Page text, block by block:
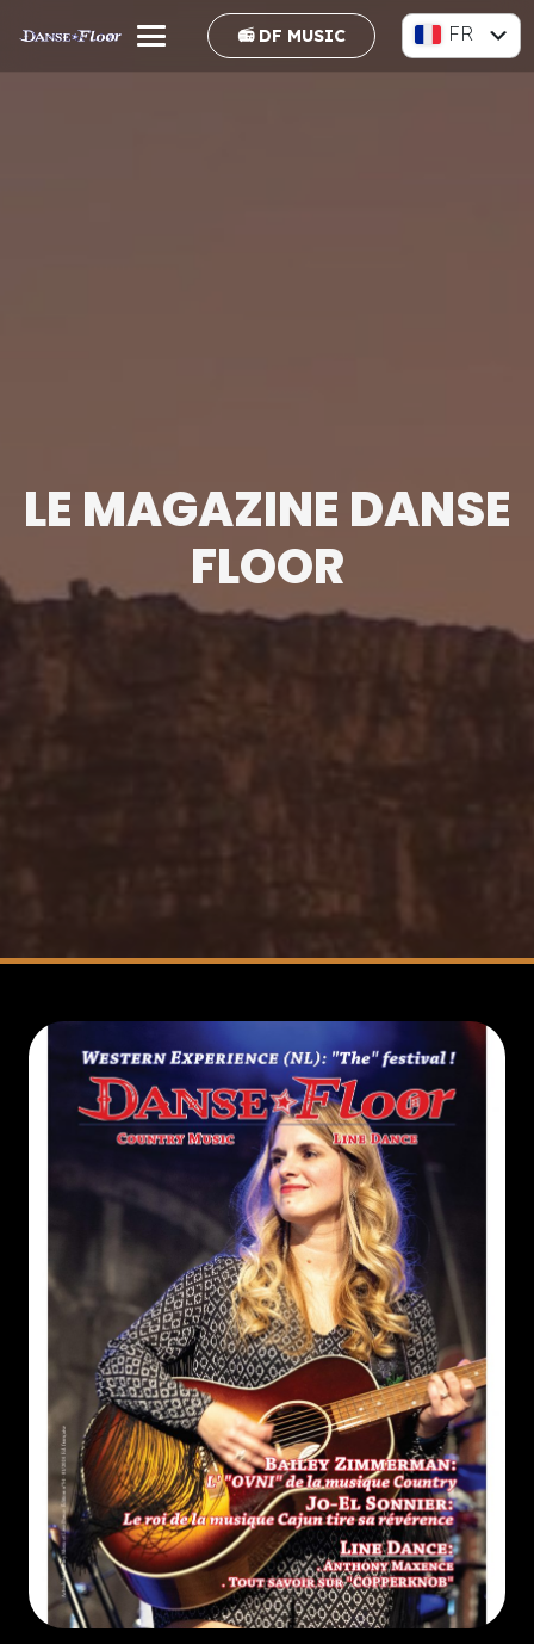
📻 DF MUSIC
FR
EN
LE MAGAZINE DANSE
FLOOR